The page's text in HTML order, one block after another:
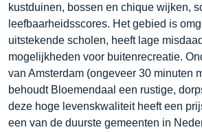
kustduinen, bossen en chique wijken,
leefbaarheidsscores. Het gebied is
uitstekende scholen, heeft lage
mogelijkheden voor buitenrecreatie.
van Amsterdam (ongeveer 30 minuten
behoudt Bloemendaal een rustige,
deze hoge levenskwaliteit heeft een
een van de duurste gemeenten in